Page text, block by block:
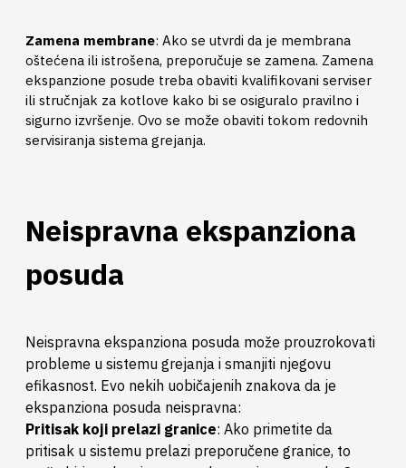
Zamena membrane: Ako se utvrdi da je membrana
oštećena ili istrošena, preporučuje se zamena. Zamena
ekspanzione posude treba obaviti kvalifikovani serviser
ili stručnjak za kotlove kako bi se osiguralo pravilno i
sigurno izvršenje. Ovo se može obaviti tokom redovnih
servisiranja sistema grejanja.
Neispravna ekspanziona
posuda
Neispravna ekspanziona posuda može prouzrokovati
probleme u sistemu grejanja i smanjiti njegovu
efikasnost. Evo nekih uobičajenih znakova da je
ekspanziona posuda neispravna:
Pritisak koji prelazi granice: Ako primetite da
pritisak u sistemu prelazi preporučene granice, to